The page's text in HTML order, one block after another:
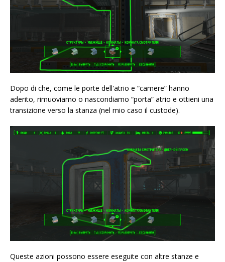
Dopo di che, come le porte dell'atrio e “camere” hanno
aderito, rimuoviamo o nascondiamo “porta” atrio e ottieni una
transizione verso la stanza (nel mio caso il custode).
Queste azioni possono essere eseguite con altre stanze e